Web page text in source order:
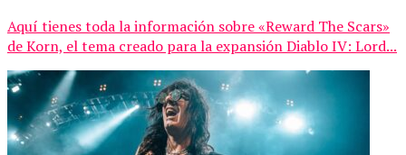
Aquí tienes toda la información sobre «Reward The Scars»
de Korn, el tema creado para la expansión Diablo IV: Lord...